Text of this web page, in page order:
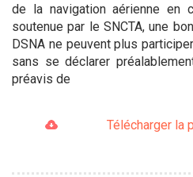
de la navigation aérienne en
soutenue par le SNCTA, une
DSNA ne peuvent plus
sans se déclarer
préavis de
Télécharger la